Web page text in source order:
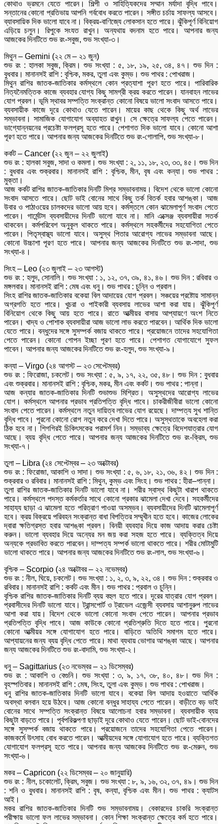
কোথাও ভ্রমনে যেতে পারেন। শিল্পী ও সাহিত্যিকদের সম্মান মর্যাদা বৃদ্ধি পাবে।
সন্তানের কোনো প্রতিভায় আপনি গর্ববোধ করতে পারেন। সঙ্গীত চর্চায় সাফল্য আসবে।
ব্যাবসায়িক দিক ভালো যাবে না। বিক্রয়-বাণিজ্যে লোকসান হতে পারে। ঝুঁকিপূর্ণ বিনিয়োগ
এড়িয়ে চলুন। রিপুকে সংযত রাখুন। অন্যথায় বদনাম হতে পারে। আপনার জন্য
আজকের দিনটিতে শুভ রং-সবুজ, শুভ সংখ্যা-৩।
মিথুন – Gemini (২২ মে – ২১ জুন)
শুভ রং : হালকা সবুজ, ক্রিম। শুভ সংখ্যা : ৫, ১৮, ১৯, ২৫, ৩৪, ৪৭। শুভ দিন :
বুধবার। মানানসই রাশি : বৃশ্চিক, মকর, তুলা এবং কুম্ভ। শুভ পাথর : পোখরাজ।
মিথুন রাশির জাতক-জাতিকার কর্মস্থলে কোন প্রত্যাশা পূরণ হতে পারে। পারিবারিক
নিত্যনৈমত্তিক কাজে ব্যবহার যোগ্য কিছু সামগ্রী ক্রয় করতে পারেন। যানবাহন লাভের
যোগ প্রবল। ভূমি স্থাবর সম্পত্তি সংক্রান্ত কোনো বিষয়ে ভালো সংবাদ আসতে পারে।
ব্যবসায়ীক কাজে দূরে কোথাও যেতে পারেন। মায়ের কাছ থেকে কিছু অর্থ লাভের
সম্ভাবনা। সামাজিক যোগাযোগ অব্যাহত রাখুন। সে ক্ষেত্রে সাফল্য পেতে পারেন।
ভাগ্যোন্নয়নের প্রচেষ্টা ফলপ্রসূ হতে পারে। পেশাগত দিক ভালো যাবে। কোনো আশা
পূরণ হতে পারে। আপনার জন্য আজকের দিনটিতে শুভ রং-গোলাপি, শুভ সংখ্যা-৮।
কর্কট – Cancer (২২ জুন – ২২ জুলাই)
শুভ রং : হালকা সবুজ, সাদা ও কমলা। শুভ সংখ্যা : ২, ১১, ১৮, ২৩, ৩৩, ৪৫। শুভ দিন
: বুধবার এবং শুক্রবার। মানানসই রাশি : বৃশ্চিক, মীন, বৃষ এবং কন্যা। শুভ পাথর :
মুক্তা।
আজ কর্কট রাশির জাতক-জাতিকার দিনটি মিশ্র সম্ভাবনাময়। বিদেশ থেকে ভালো কোনো
সংবাদ আসতে পারে। ছোট ভাই বোনের সাথে কিছু তর্ক বিতর্ক হবার আশঙ্কা। আজ
উবার ও পাঠাওয়ের চালকদের ভালো আয় হবে। কর্মস্তলে কোন ঝামেলাপূর্ণ সংবাদ পেতে
পারেন। গার্মেন্টস ব্যবসায়ীদের দিনটি ভালো যাবে না। মানি এক্সেঞ্জ ব্যবসায়ীরা সতর্ক
থাকবেন। কর্মপরিবেশ অনুকূল থাকতে পারে। কর্মস্থলে সহকর্মীদের সহযোগিতা পেতে
পারেন। পিতৃস্বাস্থ্য ভালো যাবে। অসুস্থ পিতার আরোগ্য লাভের সম্ভাবনা আছে।
কোনো উচ্চাশা পূরণ হতে পারে। আপনার জন্য আজকের দিনটিতে শুভ রং-সাদা, শুভ
সংখ্যা-৪।
সিংহ – Leo (২৩ জুলাই – ২৩ আগস্ট)
শুভ রং : হলুদ, সোনালি। শুভ সংখ্যা : ১, ১২, ৩৭, ৩৯, ৪১, ৪৬। শুভ দিন : রবিবার ও
মঙ্গলবার। মানানসই রাশি : মেষ এবং ধনু। শুভ পাথর : চুন্নি ও প্রবাল।
সিংহ রাশির জাতক-জাতিকার বকেয়া বিল আদায়ের যোগ প্রবল। সঞ্চয়ের প্রষ্টোয় সামান্ন
অগ্রগতি হতে পারে। খুচরা ও পাইকারী ব্যবসায় লাভের আশা করা যায়। ঝুঁকিপূর্ণ
বিনিয়োগ থেকে কিছু আয় হতে পারে। রাতে আত্মীয়র বাসায় আপ্যায়ণে অংশ নিতে
পারেন। খাদ্য ও পোশাক ব্যবসায়ীরা আজ ভালো লাভ করতে পারবেন। আর্থিক দিক ভালো
যেতে পারে। বন্ধুদের সঙ্গে সুসম্পর্ক বজায় থাকতে পারে। প্রয়োজনে তাদের সহযোগিতা
পেতে পারেন। কোনো গোপন ইচ্ছা পূরণ হতে পারে। পেশাগত যোগাযোগে সুফল
পাবেন। আপনার জন্য আজকের দিনটিতে শুভ রং-হলুদ, শুভ সংখ্যা-৯।
কন্যা – Virgo (২৪ আগস্ট – ২৩ সেপ্টেম্বর)
শুভ রং : ফিরোজা, চকলেট। শুভ সংখ্যা : ৫, ৯, ১৭, ২২, ৩৫, ৪৮। শুভ দিন : বুধবার
এবং শুক্রবার। মানানসই রাশি : বৃশ্চিক, মকর, মীন এবং কর্কট। শুভ পাথর : পান্না।
আজ কন্যার জাতক-জাতিকার দিনটি শুভাশুভ মিশ্রিত। অসুস্থদের আরোগ্য লাভের
যোগ। কর্মস্থলে আপনার প্রভাব প্রতিপত্তি বৃদ্ধি পাবে। চাকরীজীবীরা ভালো কোনো
সংবাদ পেতে পারেন। কর্মস্থলে নতুন দায়িত্ব লাভের যোগ রয়েছে। দাম্পত্য সুখ শান্তি
বৃদ্ধি পাবে। পুরনো কোনো রোগ নতুন করে দেখা দিতে পারে। অসুস্থতাকে অবহেলা করা
ঠিক হবে না। শিগগিরই চিকিৎসকের পরামর্শ নিন। সম্ভাব্য ক্ষেত্রে বিদেশযাত্রার যোগ
আছে। ব্যয় বৃদ্ধি পেতে পারে। আপনার জন্য আজকের দিনটিতে শুভ রং-ক্রিম, শুভ
সংখ্যা-৭।
তুলা – Libra (২৪ সেপ্টেম্বর – ২৩ অক্টোবর)
শুভ রং : ফিরোজা, আকাশি ও সাদা। শুভ সংখ্যা : ৫, ৬, ১৮, ২১, ৩৬, ৪২। শুভ দিন :
শুক্রবার ও রবিবার। মানানসই রাশি : মিথুন, কুম্ভ এবং সিংহ। শুভ পাথর : হীরা–পান্না।
তুলা রাশির জাতক-জাতিকার দিনটি ভালো যাবে না। শরীর স্বাস্থ কিছুটা খারাপ থাকতে
পারে। কর্মস্থলে পদস্ত কর্মকর্তার সাথে কোনো প্রকার ঝামেলা দেখা দেবে। সহকর্মীদের
সাহায্য ছাড়া এ ঝামেলা হতে পরিত্রাণ পাওয়া অসম্ভব। ব্যবসায়ীদের দিনটি ঝামেলাপূর্ণ
হবে। ক্রয় বিক্রয়ে পরিবহন সংক্রান্ত বাধা বিপত্তির সম্মূখীন হতে হবে। কাজের লোকের
দ্বারা ক্ষতিগ্রস্ত হবার আশঙ্কা প্রবল। বিনয়ী ব্যবহার দিয়ে কাজ আদায় করার চেষ্টা
করুন। ভালো ব্যবহার দিয়ে অন্যের মন জয় করা সহজ হতে পারে। ব্যক্তিত্ব দিয়ে
অন্যকে প্রভাবিত করতে পারবেন। দাম্পত্য সম্পর্ক ভালো থাকতে পারে। শরীর মোটামুটি
ভালো থাকতে পারে। আপনার জন্য আজকের দিনটিতে শুভ রং-লাল, শুভ সংখ্যা-৬।
বৃশ্চিক – Scorpio (২৪ অক্টোবর – ২২ নভেম্বর)
শুভ রং : নীল, ঘিয়ে, চকলেট। শুভ সংখ্যা : ১, ২, ৩, ৯, ২২, ৩৪। শুভ দিন : শুক্রবার ও
রবিবার। মানানসই রাশি : কর্কট এবং মীন। শুভ পাথর : প্রবাল ও চুন্নি।
বৃশ্চিক রাশির জাতক-জাতিকার দিনটি ব্যয় বহুল হতে পারে। দূরের যাত্রার যোগ প্রবল।
প্রবাসীদের দিনটি ভালো যাবে। ট্রান্সপোর্ট ও ট্রাভেল এজেন্সী ব্যবসায় আশানুরুপ লাভের
আশা করা যায়। বিদেশ থেকে ভালো কোনো সংবাদ পেতে পারেন। আপনার প্রভাব
প্রতিপত্তি বৃদ্ধি পাবে। আজ কাউকে কোনো প্রতিশ্রুতি দিতে হতে পারে। পুরনো
কোনো আত্মীয়র সঙ্গে যোগাযোগ হতে পারে। বাড়িতে অতিথি সমাগম হতে পারে।
আপ্যায়নের জন্য ব্যয় বৃদ্ধি পেতে পারে। মাথা ব্যথায় ভোগার আশঙ্কা আছে। আপনার
জন্য আজকের দিনটিতে শুভ রং-বাদামি, শুভ সংখ্যা-২।
ধনু – Sagittarius (২৩ নভেম্বর – ২১ ডিসেম্বর)
শুভ রং : আকাশি ও বেগুনি। শুভ সংখ্যা : ৩, ৯, ১৭, ৩৮, ৪০, ৪৮। শুভ দিন :
বৃহস্পতিবার। মানানসই রাশি : মেষ, সিংহ, তুলা এবং কুম্ভ। শুভ পাথর : পোখরাজ।
ধনু রাশির জাতক-জাতিকার দিনটি ভালো যাবে। বকেয়া বিল আদায় হওয়াতে আর্থিক
অবস্থা বলবান হয়ে উঠবে। আজ কোনো বন্ধুর সাহায্য পেতে পারেন। বাড়ীতে বড় ভাই
বোনের সাথে সম্পত্তি সংক্রান্ত বিষয়ে আলোচনা হবার সম্ভাবনা। ব্যবসায়ীক ব্যয়
কিছুটা বাড়তে পারে। পূর্বপরিকল্পণা ছাড়াই দূরে কোথাও যেতে পারেন। ছোট ভাই-বোনদের
সঙ্গে সুসম্পর্ক বজায় থাকতে পারে। প্রয়োজনে তাদের সহযোগিতা পেতে পারেন।
কাজকর্মে উৎসাহ বোধ করতে পারেন। আত্মীয়দের সঙ্গে যোগাযোগ হতে পারে। ব্যক্তিগত
যোগাযোগ ফলপ্রসূ হতে পারে। আপনার জন্য আজকের দিনটিতে শুভ রং-মেরুন, শুভ
সংখ্যা-৬।
মকর – Capricon (২২ ডিসেম্বর – ২০ জানুয়ারি)
শুভ রং : নীল, চকোলেট, ক্রিম, সবুজ। শুভ সংখ্যা : ৮, ৯, ১৬, ৩২, ৩৭, ৪৯। শুভ দিন
: শনি ও বুধবার। মানানসই রাশি : বৃষ, কন্যা, বৃশ্চিক এবং মীন। শুভ পাথর : ক্যাটস
আই।
মকর রাশির জাতক-জাতিকার দিনটি শুভ সম্ভাবনাময়। বেকারদের চাকরি সংক্রান্ত
পরীক্ষায় ভালো ফল লাভের সম্ভাবনা। কোন শিক্ষা সংক্রান্ত ক্ষেত্রে কর্ম হতে পারে।